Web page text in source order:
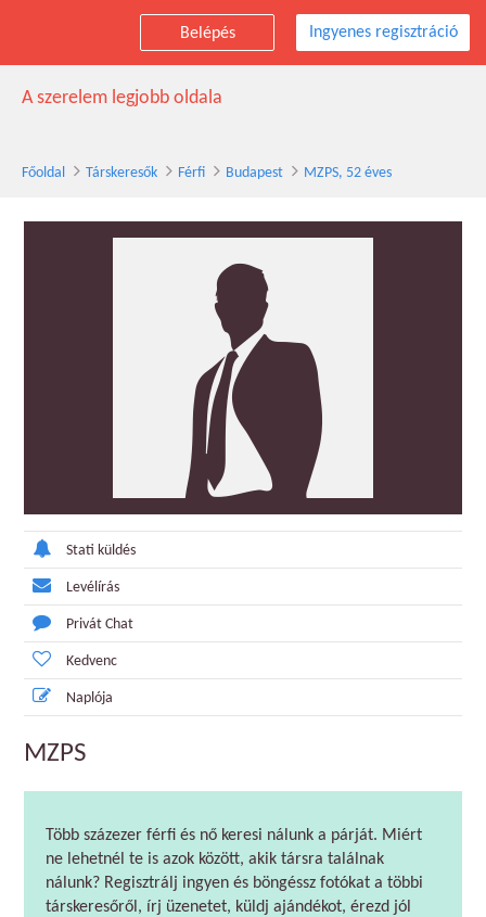
Belépés Ingyenes regisztráció
MZPS társkereső férfi, 52 éves, Budapest
A szerelem legjobb oldala
Főoldal Társkeresők Férfi Budapest MZPS, 52 éves
Stati küldés
Levélírás
Privát Chat
Kedvenc
Naplója
MZPS
Több százezer férfi és nő keresi nálunk a párját. Miért
ne lehetnél te is azok között, akik társra találnak
nálunk? Regisztrálj ingyen és böngéssz fotókat a többi
társkeresőről, írj üzenetet, küldj ajándékot, érezd jól